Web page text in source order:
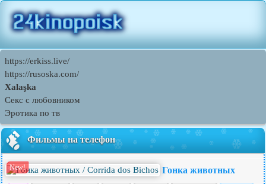
https://erkiss.live/
https://rusoska.com/
Xalaşka
Секс с любовником
Эротика по тв
Фильмы на телефон
New! Гонка животных